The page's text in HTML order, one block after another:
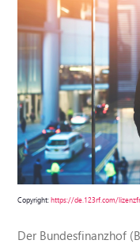
Copyright:https://de.123rf.com/
Der Bundesfinanzhof